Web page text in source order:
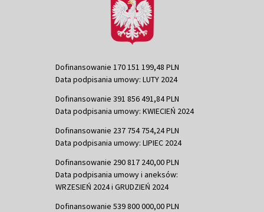
Dofinansowanie 170 151 199,48 PLN
Data podpisania umowy: LUTY 2024
Dofinansowanie 391 856 491,84 PLN
Data podpisania umowy: KWIECIEŃ 2024
Dofinansowanie 237 754 754,24 PLN
Data podpisania umowy: LIPIEC 2024
Dofinansowanie 290 817 240,00 PLN
Data podpisania umowy i aneksów:
WRZESIEŃ 2024 i GRUDZIEŃ 2024
Dofinansowanie 539 800 000,00 PLN